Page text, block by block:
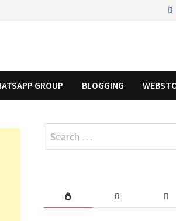
GROUP BLOGGING
Search
for: